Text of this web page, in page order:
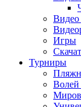
Видео
Игры
Турниры
Волей